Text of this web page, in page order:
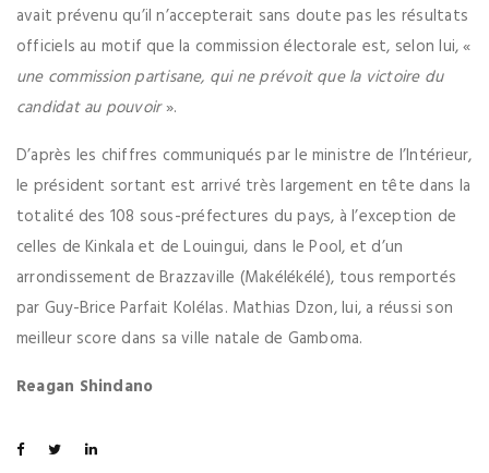
avait prévenu qu’il n’accepterait sans doute pas les résultats
officiels au motif que la commission électorale est, selon lui, «
une commission partisane, qui ne prévoit que la victoire du
candidat au pouvoir».
D’après les chiffres communiqués par le ministre de l’Intérieur,
le président sortant est arrivé très largement en tête dans la
totalité des 108 sous-préfectures du pays, à l’exception de
celles de Kinkala et de Louingui, dans le Pool, et d’un
arrondissement de Brazzaville (Makélékélé), tous remportés
par Guy-Brice Parfait Kolélas. Mathias Dzon, lui, a réussi son
meilleur score dans sa ville natale de Gamboma.
Reagan Shindano